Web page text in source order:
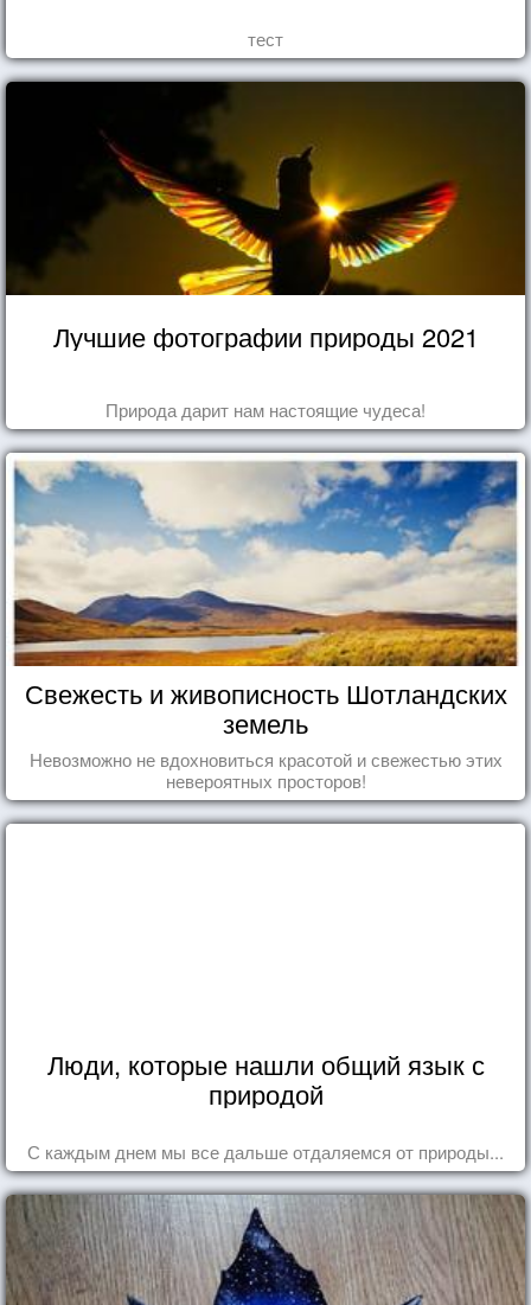
тест
Лучшие фотографии природы 2021
Природа дарит нам настоящие чудеса!
Свежесть и живописность Шотландских
земель
Невозможно не вдохновиться красотой и свежестью этих
невероятных просторов!
Люди, которые нашли общий язык с
природой
С каждым днем мы все дальше отдаляемся от природы...